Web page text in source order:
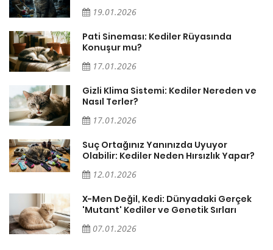
19.01.2026
Pati Sineması: Kediler Rüyasında
Konuşur mu?
17.01.2026
Gizli Klima Sistemi: Kediler Nereden ve
Nasıl Terler?
17.01.2026
Suç Ortağınız Yanınızda Uyuyor
Olabilir: Kediler Neden Hırsızlık Yapar?
12.01.2026
X-Men Değil, Kedi: Dünyadaki Gerçek
'Mutant' Kediler ve Genetik Sırları
07.01.2026